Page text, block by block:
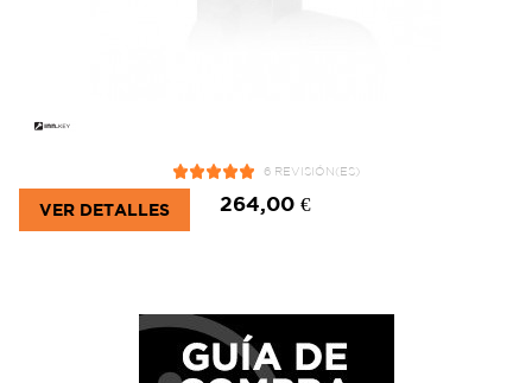
6 REVISIÓN(ES)
264,00 €
VER DETALLES